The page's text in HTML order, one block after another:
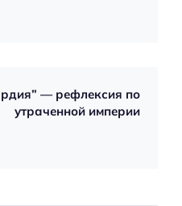
— рефлексия по
утраченной империи